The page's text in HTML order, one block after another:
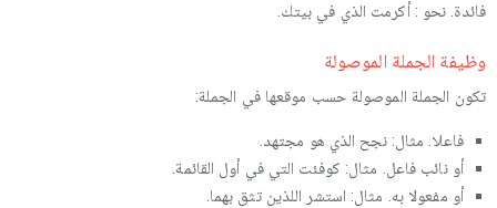
فائدة. نحو : أكرمت الذي في بيتك.
وظيفة الجملة الموصولة
تكون الجملة الموصولة حسب موقعها في الجملة:
فاعلا. مثال: نجح الذي هو مجتهد.
أو نائب فاعل. مثال: كوفئت التي في أول القائمة.
أو مفعولا به. مثال: استشر اللذين تثق بهما.